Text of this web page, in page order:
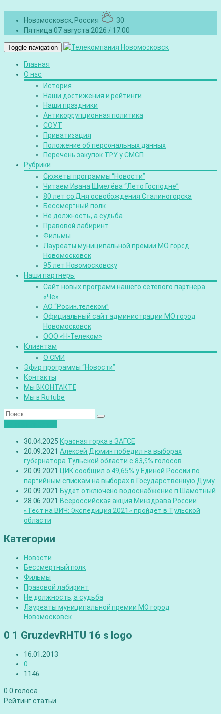
Новомосковск, Россия
30
Пятница 07 августа 2026 / 17:00
Toggle navigation
Главная
О нас
История
Наши достижения и рейтинги
Наши праздники
Антикоррупционная политика
СОУТ
Приватизация
Положение об персональных данных
Перечень закупок ТРУ у СМСП
Рубрики
Сюжеты программы “Новости”
Читаем Ивана Шмелёва “Лето Господне”
80 лет со Дня освобождения Сталиногорска
Бессмертный полк
Не должность, а судьба
Правовой лабиринт
Фильмы
Лауреаты муниципальной премии МО город
Новомосковск
95 лет Новомосковску
Наши партнеры
Сайт новых программ нашего сетевого партнера
«Че»
АО “Росин.телеком”
Официальный сайт администрации МО город
Новомосковск
ООО «Н-Телеком»
Клиентам
О СМИ
Эфир программы “Новости”
Контакты
Мы ВКОНТАКТЕ
Мы в Rutube
30.04.2025 Красная горка в ЗАГСЕ
20.09.2021 Алексей Дюмин победил на выборах
губернатора Тульской области с 83,9% голосов
20.09.2021 ЦИК сообщил о 49,65% у Единой России по
партийным спискам на выборах в Государственную Думу
20.09.2021 Будет отключено водоснабжение п.Шамотный
28.06.2021 Всероссийская акция Минздрава России
«Тест на ВИЧ: Экспедиция 2021» пройдет в Тульской
области
Категории
Новости
Бессмертный полк
Фильмы
Правовой лабиринт
Не должность, а судьба
Лауреаты муниципальной премии МО город
Новомосковск
0 1 GruzdevRHTU 16 s logo
16.01.2013
0
1146
0 0 голоса
Рейтинг статьи